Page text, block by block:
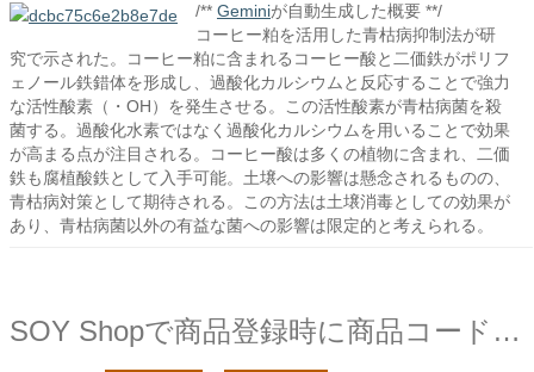
/** Geminiが自動生成した概要 **/
コーヒー粕を活用した青枯病抑制法が研
究で示された。コーヒー粕に含まれるコーヒー酸と二価鉄がポリフ
ェノール鉄錯体を形成し、過酸化カルシウムと反応することで強力
な活性酸素（・OH）を発生させる。この活性酸素が青枯病菌を殺
菌する。過酸化水素ではなく過酸化カルシウムを用いることで効果
が高まる点が注目される。コーヒー酸は多くの植物に含まれ、二価
鉄も腐植酸鉄として入手可能。土壌への影響は懸念されるものの、
青枯病対策として期待される。この方法は土壌消毒としての効果が
あり、青枯病菌以外の有益な菌への影響は限定的と考えられる。
SOY Shopで商品登録時に商品コードの自動生成